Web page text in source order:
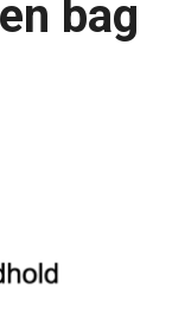
bag